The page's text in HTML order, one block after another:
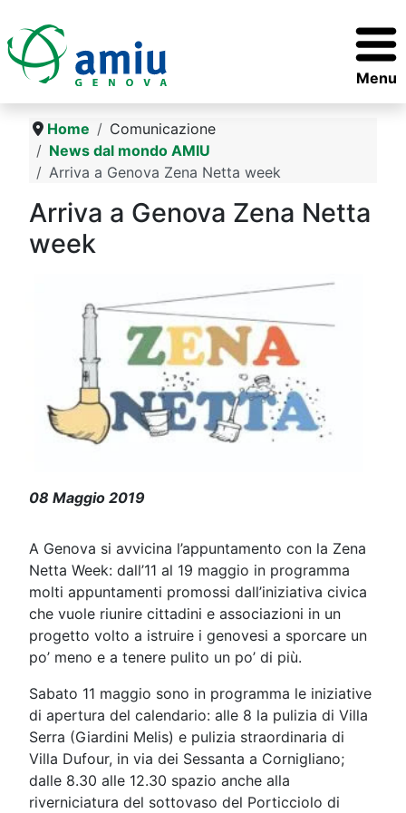
Menu
Home
Comunicazione
News dal mondo AMIU
Arriva a Genova Zena Netta week
Arriva a Genova Zena Netta
week
Arriva a Genova Zena Netta week
08 Maggio 2019
A Genova si avvicina l’appuntamento con la Zena
Netta Week: dall’11 al 19 maggio in programma
molti appuntamenti promossi dall’iniziativa civica
che vuole riunire cittadini e associazioni in un
progetto volto a istruire i genovesi a sporcare un
po’ meno e a tenere pulito un po’ di più.
Sabato 11 maggio sono in programma le iniziative
di apertura del calendario: alle 8 la pulizia di Villa
Serra (Giardini Melis) e pulizia straordinaria di
Villa Dufour, in via dei Sessanta a Cornigliano;
dalle 8.30 alle 12.30 spazio anche alla
riverniciatura del sottovaso del Porticciolo di